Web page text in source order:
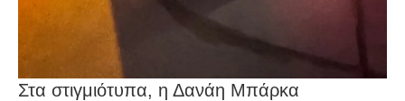
Στα στιγμιότυπα, η Δανάη Μπάρκα